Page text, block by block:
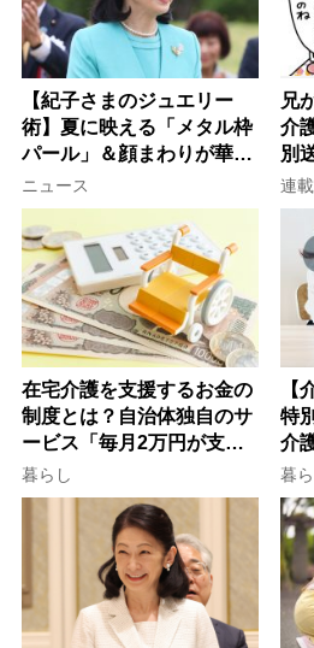
【紀子さまのジュエリー
術】夏に映える「メタル枠
パール」＆顔まわりが華や
ぐ「揺れる一粒」の使い分
け方
ニュース
兄
介
別
連載
在宅介護を支援するお金の
制度とは？自治体独自のサ
ービス「毎月2万円が支給
される」ケースも【FP解
説】
暮らし
【
特
介
10
の
み
説】
暮